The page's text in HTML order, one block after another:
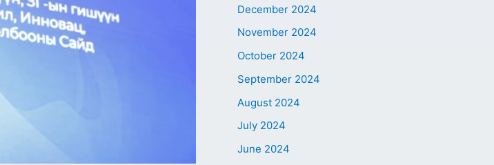
December 2024
November 2024
October 2024
September 2024
August 2024
July 2024
June 2024